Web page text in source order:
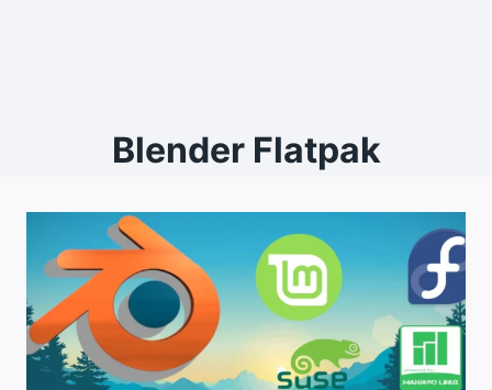
Blender Flatpak